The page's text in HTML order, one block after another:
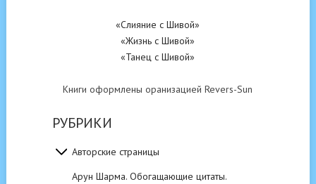
«Слияние с Шивой»
«Жизнь с Шивой»
«Танец с Шивой»
Книги оформлены оранизацией Revers-Sun
РУБРИКИ
Авторские страницы
Арун Шарма. Обогащающие цитаты.